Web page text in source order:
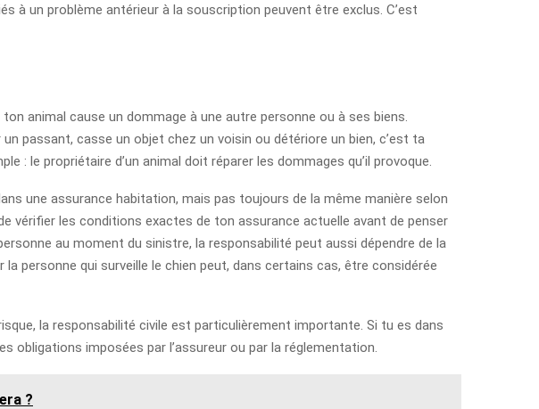
à un problème antérieur à la souscription peuvent être exclus. C’est
animal cause un dommage à une autre personne ou à ses biens.
passant, casse un objet chez un voisin ou détériore un bien, c’est ta
: le propriétaire d’un animal doit réparer les dommages qu’il provoque.
une assurance habitation, mais pas toujours de la même manière selon
vérifier les conditions exactes de ton assurance actuelle avant de penser
au moment du sinistre, la responsabilité peut aussi dépendre de la
personne qui surveille le chien peut, dans certains cas, être considérée
la responsabilité civile est particulièrement importante. Si tu es dans
imposées par l’assureur ou par la réglementation.
?